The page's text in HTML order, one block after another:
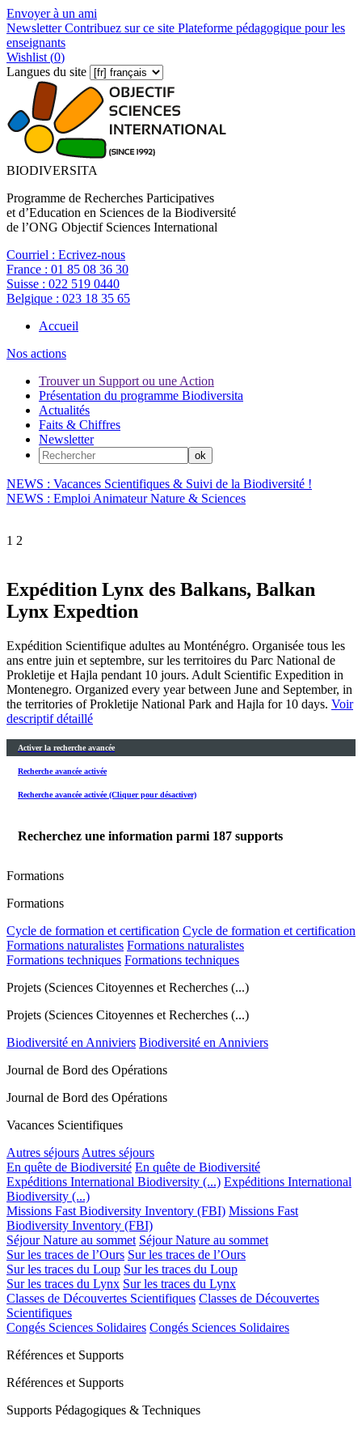
Envoyer à un ami
NewsletterContribuez sur ce site Plateforme pédagogique pour les
enseignants
Wishlist (0)
Langues du site
BIODIVERSITA
Programme de Recherches Participatives
et d’Education en Sciences de la Biodiversité
de l’ONG Objectif Sciences International
Courriel : Ecrivez-nous
France : 01 85 08 36 30
Suisse : 022 519 0440
Belgique : 023 18 35 65
Accueil
Nos actions
Trouver un Support ou une Action
Présentation du programme Biodiversita
Actualités
Faits & Chiffres
Newsletter
NEWS : Vacances Scientifiques & Suivi de la Biodiversité !
NEWS : Emploi Animateur Nature & Sciences
1 2
Expédition Lynx des Balkans, Balkan
Lynx Expedtion
Expédition Scientifique adultes au Monténégro. Organisée tous les
ans entre juin et septembre, sur les territoires du Parc National de
Prokletije et Hajla pendant 10 jours. Adult Scientific Expedition in
Montenegro. Organized every year between June and September, in
the territories of Prokletije National Park and Hajla for 10 days. Voir
descriptif détaillé
Activer la recherche avancée
Recherche avancée activée
Recherche avancée activée (Cliquer pour désactiver)
Recherchez une information parmi 187 supports
Formations
Formations
Cycle de formation et certification Cycle de formation et certification
Formations naturalistes Formations naturalistes
Formations techniques Formations techniques
Projets (Sciences Citoyennes et Recherches (...)
Projets (Sciences Citoyennes et Recherches (...)
Biodiversité en Anniviers Biodiversité en Anniviers
Journal de Bord des Opérations
Journal de Bord des Opérations
Vacances Scientifiques
Autres séjours Autres séjours
En quête de Biodiversité En quête de Biodiversité
Expéditions International Biodiversity (...) Expéditions International
Biodiversity (...)
Missions Fast Biodiversity Inventory (FBI) Missions Fast
Biodiversity Inventory (FBI)
Séjour Nature au sommet Séjour Nature au sommet
Sur les traces de l’Ours Sur les traces de l’Ours
Sur les traces du Loup Sur les traces du Loup
Sur les traces du Lynx Sur les traces du Lynx
Classes de Découvertes Scientifiques Classes de Découvertes
Scientifiques
Congés Sciences Solidaires Congés Sciences Solidaires
Références et Supports
Références et Supports
Supports Pédagogiques & Techniques